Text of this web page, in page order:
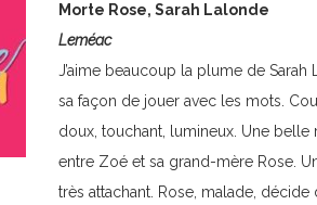
Morte Rose, Sarah Lalonde
Leméac
J’aime beaucoup la plume de Sarah
sa façon de jouer avec les mots.
doux, touchant, lumineux. Une belle
entre Zoé et sa grand-mère Rose.
très attachant. Rose, malade,